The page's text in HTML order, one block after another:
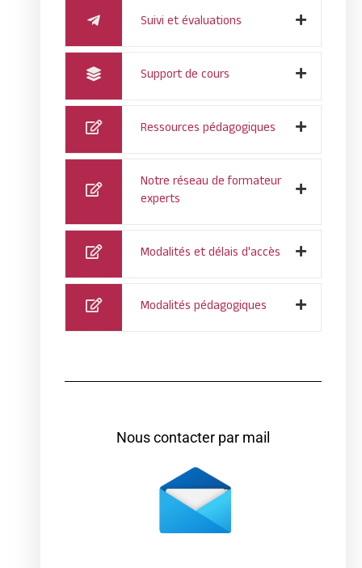
Suivi et évaluations
Support de cours
Ressources pédagogiques
Notre réseau de formateur
experts
Modalités et délais d'accès
Modalités pédagogiques
Nous contacter par mail